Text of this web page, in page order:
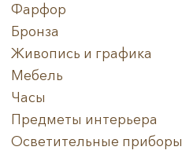
Фарфор
Бронза
Живопись и графика
Мебель
Часы
Предметы интерьера
Осветительные приборы